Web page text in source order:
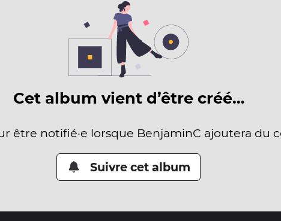
Cet album vient d’être créé…
être notifié·e lorsque BenjaminC ajoutera du
Suivre cet album